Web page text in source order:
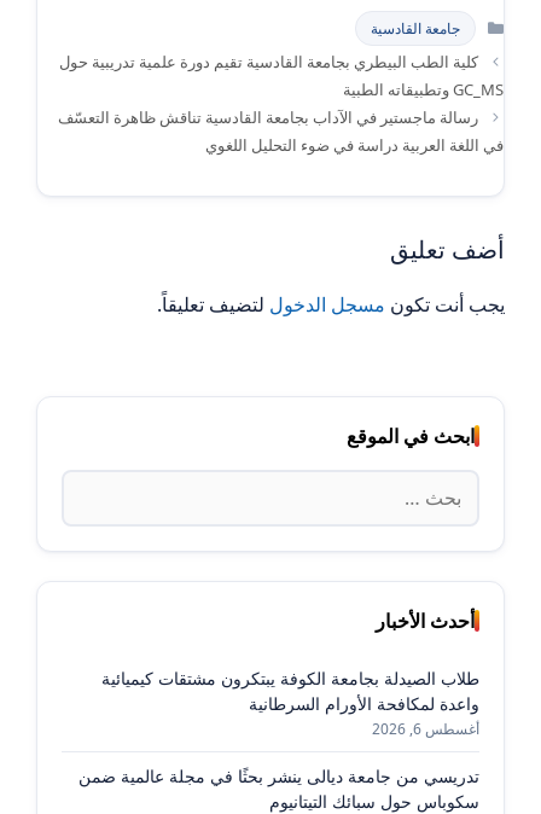
التصنيفات
جامعة القادسية
كلية الطب البيطري بجامعة القادسية تقيم دورة علمية تدريبية حول
GC_MS وتطبيقاته الطبية
رسالة ماجستير في الآداب بجامعة القادسية تناقش ظاهرة التعسّف
في اللغة العربية دراسة في ضوء التحليل اللغوي
أضف تعليق
يجب أنت تكون مسجل الدخول لتضيف تعليقاً.
ابحث في الموقع
البحث
عن:
أحدث الأخبار
طلاب الصيدلة بجامعة الكوفة يبتكرون مشتقات كيميائية
واعدة لمكافحة الأورام السرطانية
أغسطس 6, 2026
تدريسي من جامعة ديالى ينشر بحثًا في مجلة عالمية ضمن
سكوباس حول سبائك التيتانيوم